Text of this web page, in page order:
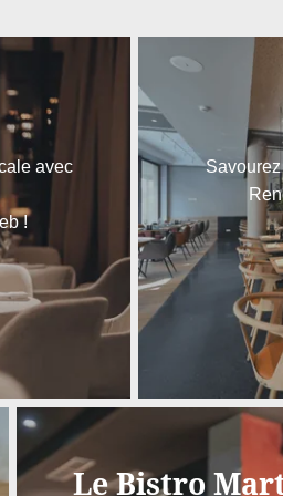
avec
!
Le Bistro